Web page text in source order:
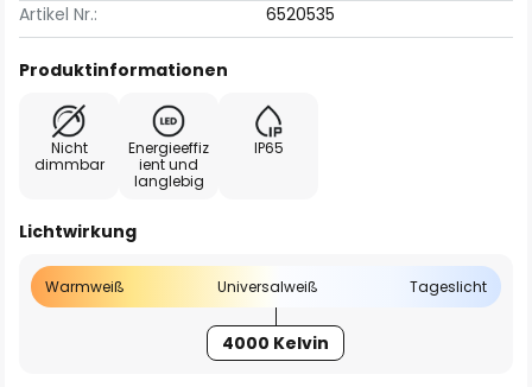
Artikel Nr.:
6520535
Produktinformationen
Nicht
dimmbar
Energieeffiz
ient und
langlebig
IP65
Lichtwirkung
Warmweiß Universalweiß Tageslicht
4000 Kelvin